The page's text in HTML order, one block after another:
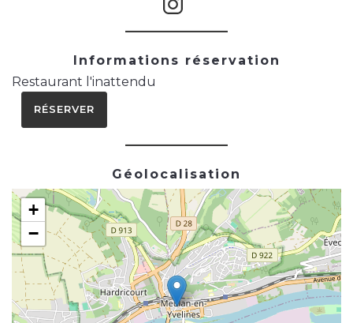
Informations réservation
Restaurant l'inattendu
RÉSERVER
Géolocalisation
+
−